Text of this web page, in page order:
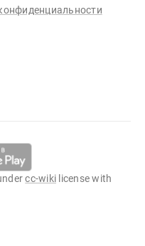
cc-wiki license with